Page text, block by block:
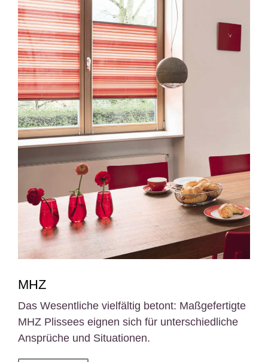
MHZ
Das Wesentliche vielfältig betont: Maßgefertigte
MHZ Plissees eignen sich für unterschiedliche
Ansprüche und Situationen.